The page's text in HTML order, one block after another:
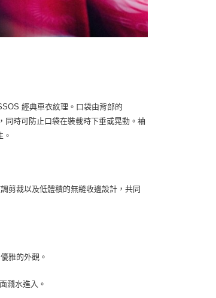
經典車衣紋理。口袋由背部的
同時可防止口袋在裝載時下垂或晃動。袖
剪裁以及低體積的無縫收邊設計，共同
雅的外觀。
濺水進入。